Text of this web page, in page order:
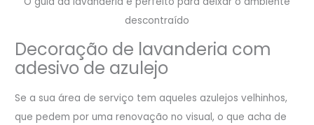
descontraído
Decoração de lavanderia com
adesivo de azulejo
Se a sua área de serviço tem aqueles azulejos velhinhos,
que pedem por uma renovação no visual, o que acha de